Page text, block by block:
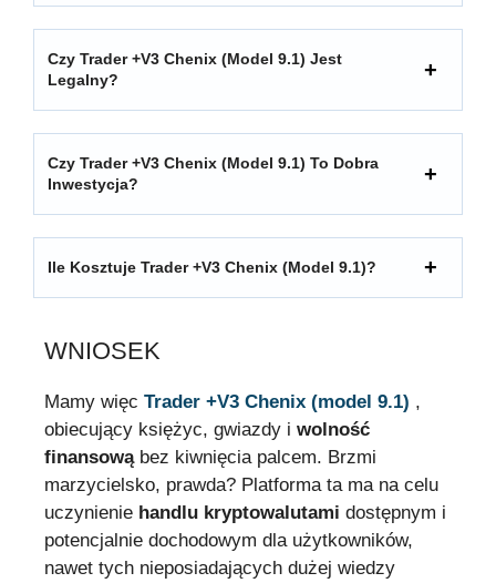
Czy Trader +V3 Chenix (model 9.1) Jest
Legalny?
Czy Trader +V3 Chenix (model 9.1) To Dobra
Inwestycja?
Ile Kosztuje Trader +V3 Chenix (model 9.1)?
WNIOSEK
Mamy więc Trader +V3 Chenix (model 9.1) ,
obiecujący księżyc, gwiazdy i wolność
finansowąbez kiwnięcia palcem. Brzmi
marzycielsko, prawda? Platforma ta ma na celu
uczynienie handlu kryptowalutami dostępnym i
potencjalnie dochodowym dla użytkowników,
nawet tych nieposiadających dużej wiedzy